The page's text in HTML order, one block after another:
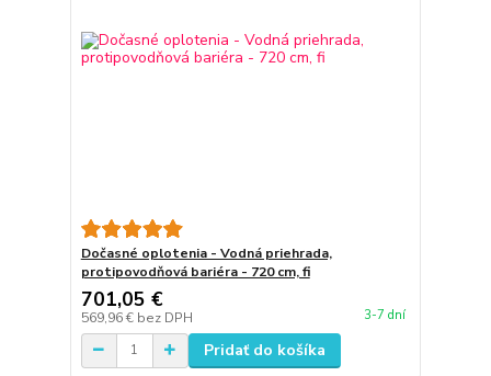
Dočasné oplotenia - Vodná priehrada,
protipovodňová bariéra - 720 cm, fi
701,05 €
569,96 € bez DPH 3-7 dní
Pridať do košíka